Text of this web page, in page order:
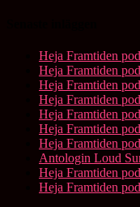
Heja Framtiden
Heja Framtiden
Heja Framtiden
Heja Framtiden
Heja Framtiden
Heja Framtiden
Heja Framtiden
Antologin Loud
Heja Framtiden
Heja Framtiden